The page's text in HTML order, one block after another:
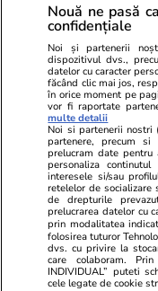
ZiaruldeIasi.ro
Proiectul
Lidl Moara de
vânzare.
asociat în piață
de anvergură
ULTIMELE ȘTIRI
Nouă ne pasă
confidențiale
Noi și partenerii
dispozitivul dvs.,
datelor cu caracter
făcând clic mai jos,
în orice moment pe
vor fi raportate
multe detalii
Noi si partenerii nostri
partenere, precum
prelucram date
personaliza
interesele si/sau
retelelor de socializare
de drepturile
prelucrarea datelor cu
prin modalitatea
folosirea tuturor
dvs. cu privire la
care colaboram.
INDIVIDUAL” puteti
cele legate de cookie